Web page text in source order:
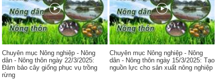
Chuyên mục Nông nghiệp - Nông
dân - Nông thôn ngày 22/3/2025:
Đảm bảo cây giống phục vụ trồng
rừng
Chuyên mục Nông nghiệp - Nông
dân - Nông thôn ngày 15/3/2025: Tạo
nguồn lực cho sản xuất nông nghiệp